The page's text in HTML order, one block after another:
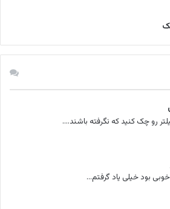
رو چک کنید که نگرفته باشند....
بود خیلی یاد گرفتم...